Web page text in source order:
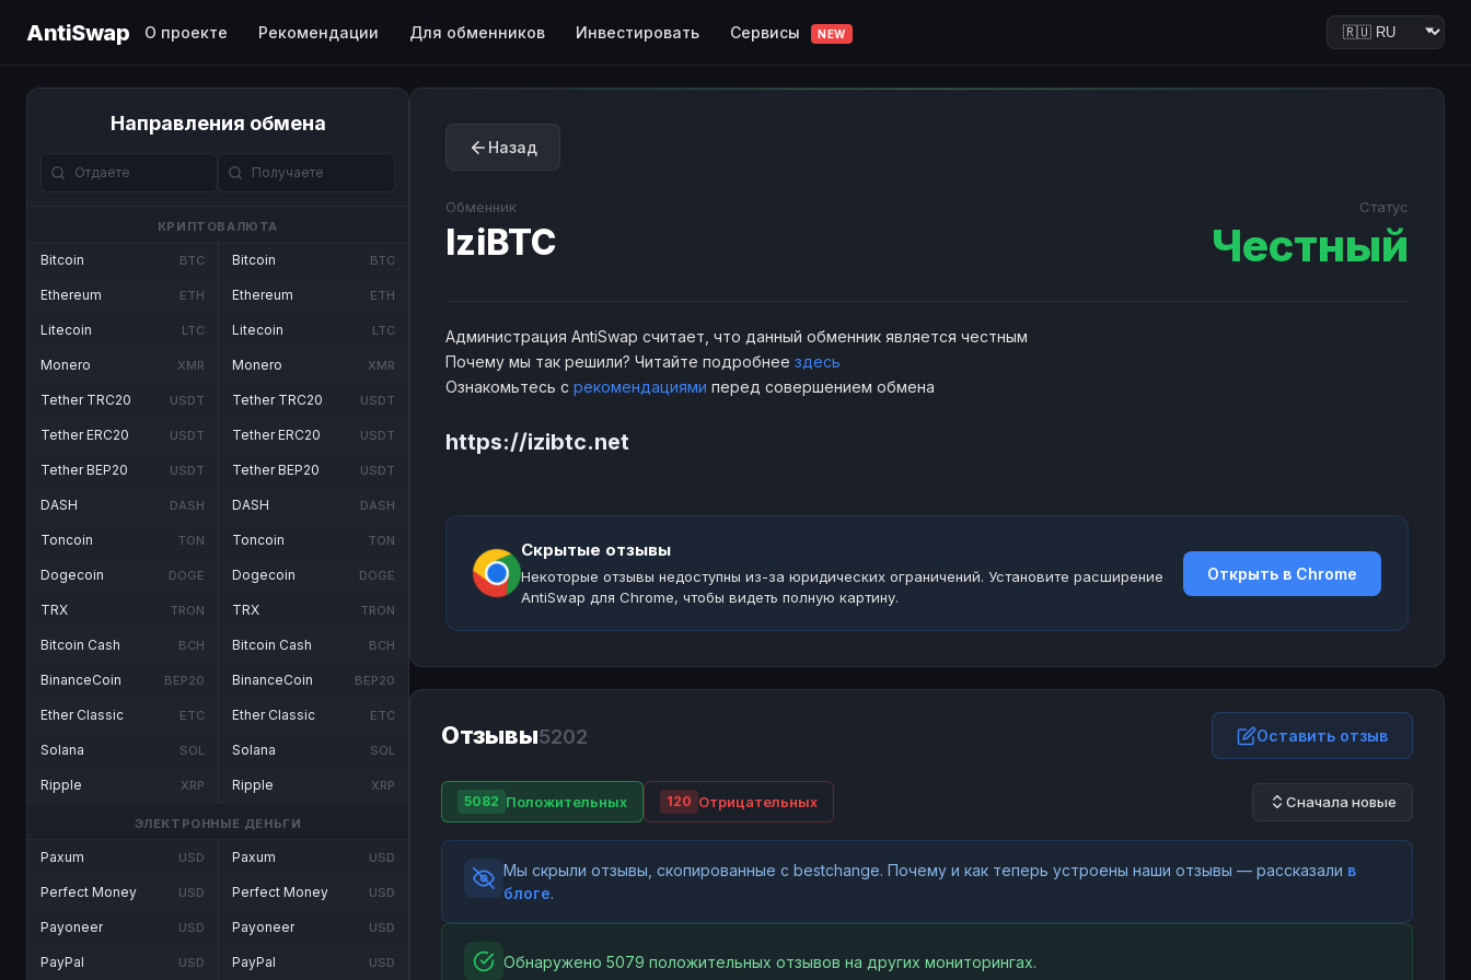
AntiSwap О проекте Рекомендации Для обменников Инвестировать Сервисы NEW
Направления обмена
КРИПТОВАЛЮТА
Bitcoin BTC
Ethereum ETH
Litecoin LTC
Monero XMR
Tether TRC20 USDT
Tether ERC20 USDT
Tether BEP20 USDT
DASH DASH
Toncoin TON
Dogecoin DOGE
TRX TRON
Bitcoin Cash BCH
BinanceCoin BEP20
Ether Classic ETC
Solana SOL
Ripple XRP
Bitcoin BTC
Ethereum ETH
Litecoin LTC
Monero XMR
Tether TRC20 USDT
Tether ERC20 USDT
Tether BEP20 USDT
DASH DASH
Toncoin TON
Dogecoin DOGE
TRX TRON
Bitcoin Cash BCH
BinanceCoin BEP20
Ether Classic ETC
Solana SOL
Ripple XRP
ЭЛЕКТРОННЫЕ ДЕНЬГИ
Paxum USD
Perfect Money USD
Payoneer USD
PayPal USD
Paxum USD
Perfect Money USD
Payoneer USD
PayPal USD
Назад
Обменник
IziBTC
Статус
Честный
Администрация AntiSwap считает, что данный обменник является честным
Почему мы так решили? Читайте подробнее здесь
Ознакомьтесь с рекомендациями перед совершением обмена
https://izibtc.net
Скрытые отзывы
Некоторые отзывы недоступны из-за юридических ограничений. Установите расширение
AntiSwap для Chrome, чтобы видеть полную картину.
Открыть в Chrome
Отзывы5202 Оставить отзыв
5082 Положительных 120 Отрицательных Сначала новые
Мы скрыли отзывы, скопированные с bestchange. Почему и как теперь устроены наши отзывы — рассказали в
блоге.
Обнаружено 5079 положительных отзывов на других мониторингах.